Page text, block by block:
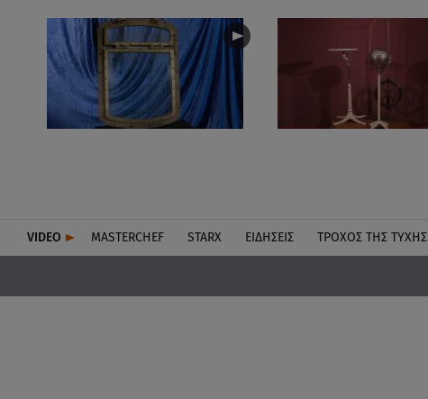
VIDEO MASTERCHEF STARX ΕΙΔΉΣΕΙΣ ΤΡΟΧΌΣ ΤΗΣ ΤΎΧΗΣ